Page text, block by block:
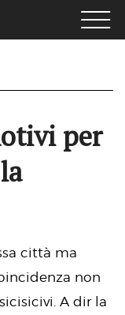
per
città ma
non
A dir la